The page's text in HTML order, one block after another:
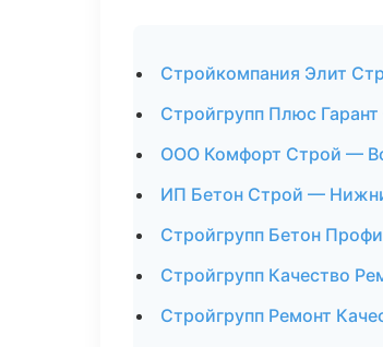
Стройкомпания Элит
Стройгрупп Плюс
ООО Комфорт Строй —
ИП Бетон Строй —
Стройгрупп Бетон
Стройгрупп Качество
Стройгрупп Ремонт